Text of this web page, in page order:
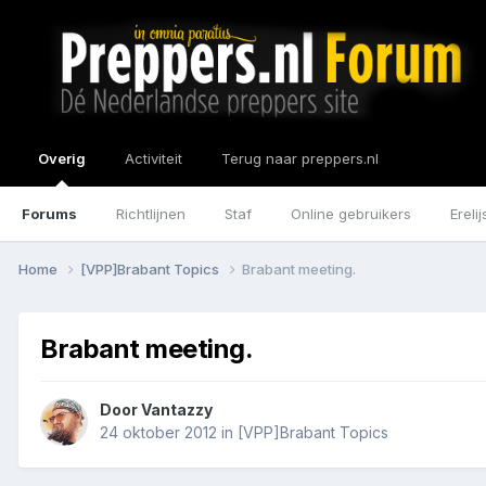
Overig
Forums Richtlijnen Staf Online gebruikers
Activiteit Terug naar preppers.nl
Home [VPP]Brabant Topics Brabant meeting.
Brabant meeting.
DoorVantazzy
24 oktober 2012 in [VPP]Brabant Topics